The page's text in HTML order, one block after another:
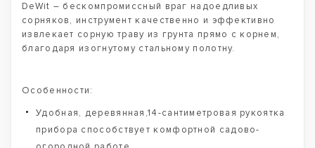
DeWit – бескомпромиссный враг надоедливых
сорняков, инструмент качественно и эффективно
извлекает сорную траву из грунта прямо с корнем,
благодаря изогнутому стальному полотну.
Особенности:
Удобная, деревянная,14-сантиметровая рукоятка
прибора способствует комфортной садово-